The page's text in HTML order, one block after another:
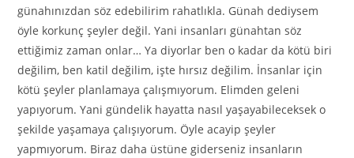
günahınızdan söz edebilirim rahatlıkla. Günah dediysem
öyle korkunç şeyler değil. Yani insanları günahtan söz
ettiğimiz zaman onlar… Ya diyorlar ben o kadar da kötü biri
değilim, ben katil değilim, işte hırsız değilim. İnsanlar için
kötü şeyler planlamaya çalışmıyorum. Elimden geleni
yapıyorum. Yani gündelik hayatta nasıl yaşayabileceksek o
şekilde yaşamaya çalışıyorum. Öyle acayip şeyler
yapmıyorum. Biraz daha üstüne giderseniz insanların